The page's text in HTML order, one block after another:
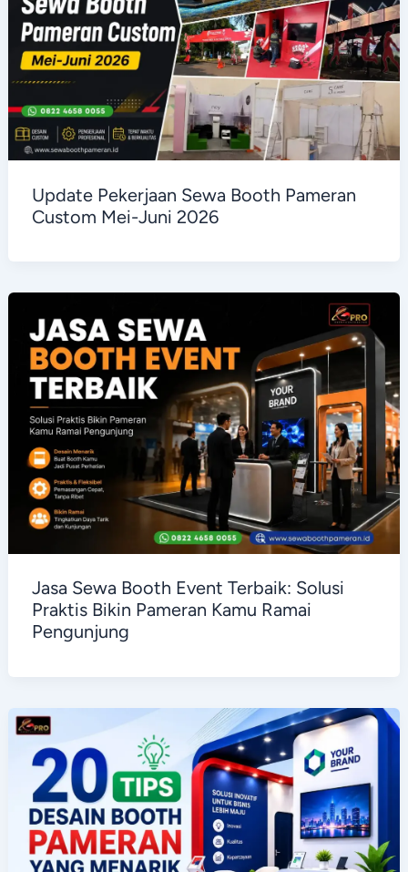
Update Pekerjaan Sewa Booth Pameran
Custom Mei-Juni 2026
Jasa Sewa Booth Event Terbaik: Solusi
Praktis Bikin Pameran Kamu Ramai
Pengunjung